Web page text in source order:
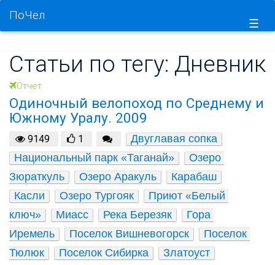
☰
ПоЧел
Статьи по тегу: Дневник
Отчет
Одиночный велопоход по Среднему и
Южному Уралу. 2009
9149 1
Двуглавая сопка
Национальный парк «Таганай»
Озеро
Зюраткуль
Озеро Аракуль
Карабаш
Касли
Озеро Тургояк
Приют «Белый
ключ»
Миасс Река Березяк
Гора
Иремель
Поселок Вишневогорск
Поселок
Тюлюк
Поселок Сибирка
Златоуст